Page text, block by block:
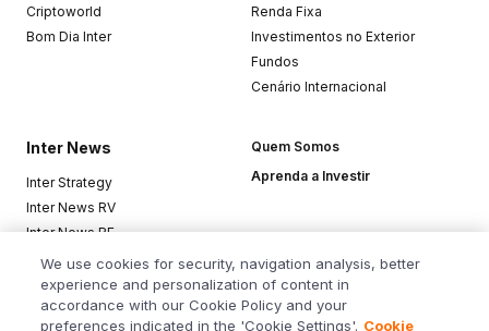
Criptoworld
Bom Dia Inter
Renda Fixa
Investimentos no Exterior
Fundos
Cenário Internacional
Inter News
Inter Strategy
Inter News RV
Inter News RF
Top Funds
Quem Somos
Aprenda a Investir
Baixe o app
We use cookies for security, navigation analysis, better
experience and personalization of content in
accordance with our Cookie Policy and your
preferences indicated in the 'Cookie Settings'. Cookie